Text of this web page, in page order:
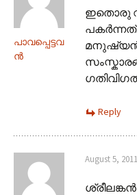
പാവപ്പെട്ടവ
ന്‍
ഇതൊരു
മനുഷ്യൻ
Reply
August 5,